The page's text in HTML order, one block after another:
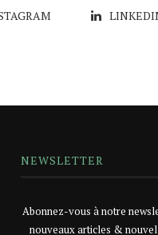
NEWSLETTER
Abonnez-vous à notre
nouveaux articles &